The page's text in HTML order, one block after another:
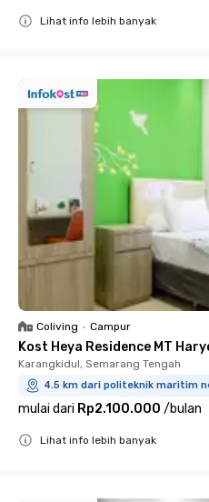
Lihat info lebih banyak
Coliving • Campur
Kost Heya Residence MT
Karangkidul, Semarang Tengah
4.5 km dari politeknik maritim
mulai dari Rp2.100.000 /bulan
Lihat info lebih banyak